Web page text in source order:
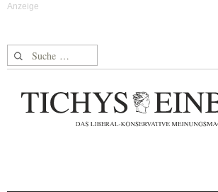
Suche nach: